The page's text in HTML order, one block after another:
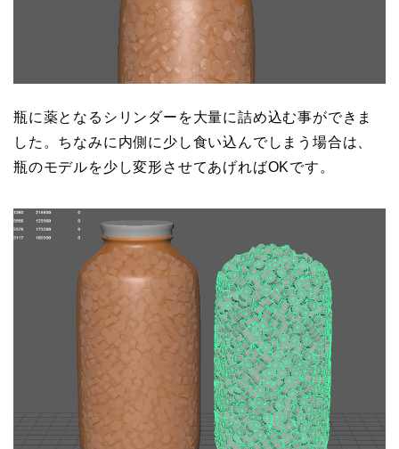
瓶に薬となるシリンダーを大量に詰め込む事ができま
した。ちなみに内側に少し食い込んでしまう場合は、
瓶のモデルを少し変形させてあげればOKです。